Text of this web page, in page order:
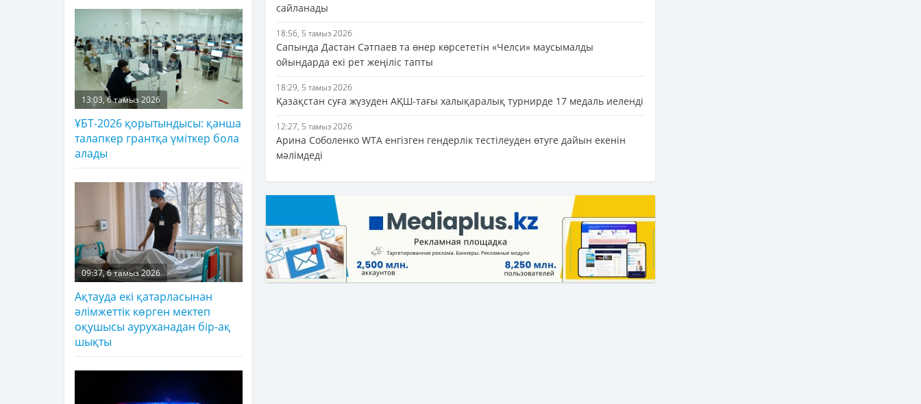
сайланады
18:56, 5 тамыз 2026
Сапында Дастан Сәтпаев та өнер көрсететін «Челси» маусымалды
ойындарда екі рет жеңіліс тапты
18:29, 5 тамыз 2026
Қазақстан суға жүзуден АҚШ-тағы халықаралық турнирде 17 медаль иеленді
12:27, 5 тамыз 2026
Арина Соболенко WTA енгізген гендерлік тестілеуден өтуге дайын екенін
мәлімдеді
13:03, 6 тамыз 2026
ҰБТ-2026 қорытындысы: қанша
талапкер грантқа үміткер бола
алады
09:37, 6 тамыз 2026
Ақтауда екі қатарласынан
әлімжеттік көрген мектеп
оқушысы ауруханадан бір-ақ
шықты